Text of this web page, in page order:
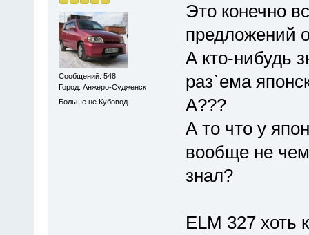
Сообщений: 548
Город: Анжеро-Судженск
Больше не Кубовод
Это конечно
предложений
А кто-нибудь
раз`ема
А???
А то что у
вообще не
знал?
ELM 327 хоть